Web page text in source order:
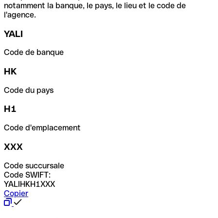
notamment la banque, le pays, le lieu et le code de
l'agence.
YALI
Code de banque
HK
Code du pays
H1
Code d'emplacement
XXX
Code succursale
Code SWIFT:
YALIHKH1XXX
Copier